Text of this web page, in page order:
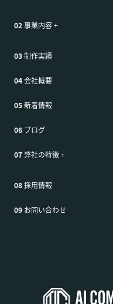
02事業内容+
03制作実績
04会社概要
05新着情報
06 ブログ
07弊社の特徴+
08採用情報
09 お問い合わせ